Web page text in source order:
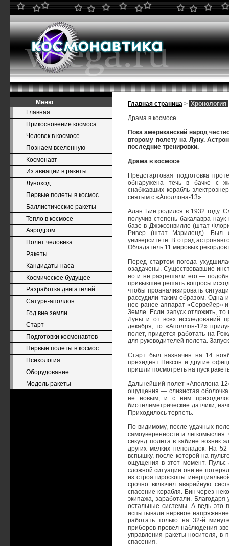
Меню
Главная
Прикосновение космоса
Человек в космосе
Познаем вселенную
Космонавт
Из авиации в ракеты
Луноход
Первые полеты в космос
Баллистические ракеты
Тепло в космосе
Аэродром
Полёт человека
Ракеты
Кандидаты наса
Космическое будущее
Разработка двигателей
Сатурн-аполлон
Год вне земли
Старт
Подготовки космонавтов
Первые полеты в космос
Психология
Оборудование
Модель ракеты
Главная страница > Хронология
Драма в космосе
Пока американский народ
второму полету на Луну.
последние тренировки.
Драма в космосе
Предстартовая подготовка
обнаружена течь в бачке с
снабжавших корабль
снятым с «Аполлона-13».
Алан Бин родился в 1932 году.
получив степень бакалавра
базе в Джэксонвилле (штат
Ривер (штат Мэриленд). Был
университете. В отряд
Обладатель 11 мировых рекордов
Перед стартом погода
озадачены. Существовавшие
но и не разрешали его —
привыкшие решать вопросы
чтобы проанализировать
рассудили таким образом. Одна
нее ранее аппарат «Сервейер»
Земле. Если запуск отложить,
Луны и от всех исследований
декабря, то «Аполлон-12»
полет, придется работать на
для руководителей полета.
Старт был назначен на 14
президент Никсон и другие
пришли посмотреть на пуск
Дальнейший полет «Аполлона-
ощущения — слизистая
не новым, и с ним
биотелеметрические датчики,
Приходилось терпеть.
По-видимому, после удачных
самоуверенности и
секунд полета в кабине возник
других мелких неполадок. На
вспышку, после которой на
ощущения в этот момент. Пульс
сложной ситуации они не
из строя гироскопы
срочно включил аварийную
спасение корабля. Бин через
экипажа, заработали.
остальные системы. А ведь это
испытывали нервное
работать только на 32-й
приборов провел наблюдения
управления ракеты-носителя, в
спасения.